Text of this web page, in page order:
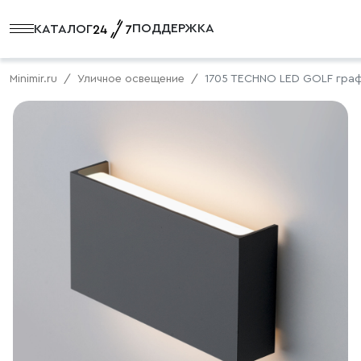
КАТАЛОГ ПОДДЕРЖКА
Minimir.ru Уличное освещение 1705 TECHNO LED GOLF